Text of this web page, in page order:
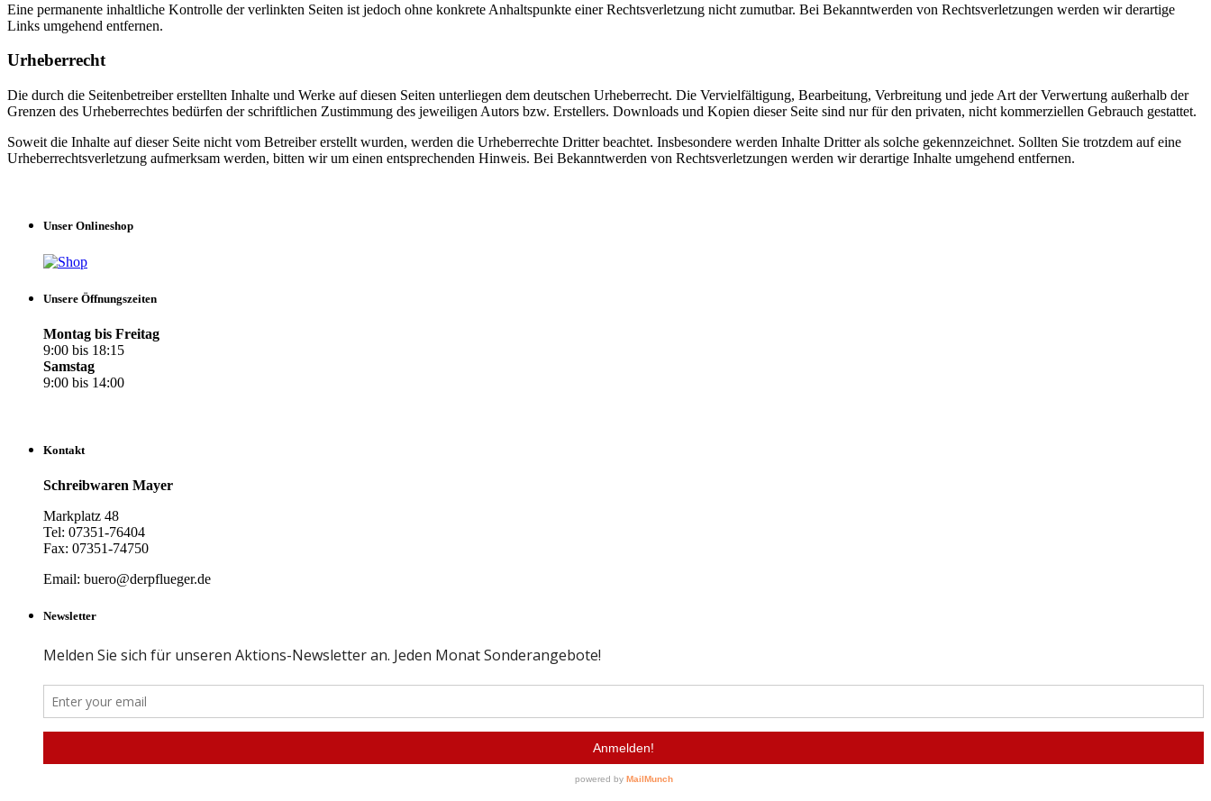
Eine permanente inhaltliche Kontrolle der verlinkten Seiten ist jedoch ohne konkrete Anhaltspunkte einer Rechtsverletzung nicht zumutbar. Bei Bekanntwerden von Rechtsverletzungen werden wir derartige
Links umgehend entfernen.
Urheberrecht
Die durch die Seitenbetreiber erstellten Inhalte und Werke auf diesen Seiten unterliegen dem deutschen Urheberrecht. Die Vervielfältigung, Bearbeitung, Verbreitung und jede Art der Verwertung außerhalb der
Grenzen des Urheberrechtes bedürfen der schriftlichen Zustimmung des jeweiligen Autors bzw. Erstellers. Downloads und Kopien dieser Seite sind nur für den privaten, nicht kommerziellen Gebrauch gestattet.
Soweit die Inhalte auf dieser Seite nicht vom Betreiber erstellt wurden, werden die Urheberrechte Dritter beachtet. Insbesondere werden Inhalte Dritter als solche gekennzeichnet. Sollten Sie trotzdem auf eine
Urheberrechtsverletzung aufmerksam werden, bitten wir um einen entsprechenden Hinweis. Bei Bekanntwerden von Rechtsverletzungen werden wir derartige Inhalte umgehend entfernen.
Unser Onlineshop
Unsere Öffnungszeiten
Montag bis Freitag
9:00 bis 18:15
Samstag
9:00 bis 14:00
Kontakt
Schreibwaren Mayer
Markplatz 48
Tel: 07351-76404
Fax: 07351-74750
Email: buero@derpflueger.de
Newsletter